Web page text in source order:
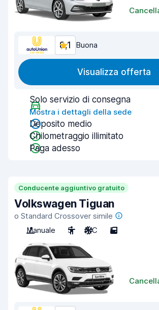
8,1 Buona
Visualizza offerta
Solo servizio di consegna
Mostra i dettagli della sede
Deposito medio
Chilometraggio illimitato
Paga adesso
Conducente aggiuntivo gratuito
Volkswagen Tiguan
o Standard Crossover simile
Manuale
5 A/C 5